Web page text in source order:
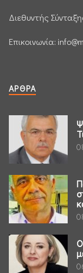
Διεθυντής
Επικοινωνία:
ΆΡΘΡΑ